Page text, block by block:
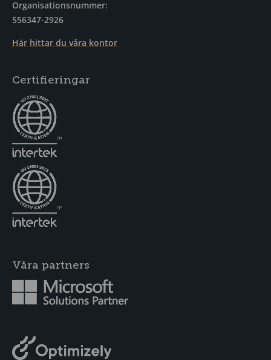
Organisationsnummer:
556347-2926
Här hittar du våra kontor
Certifieringar
Våra partners